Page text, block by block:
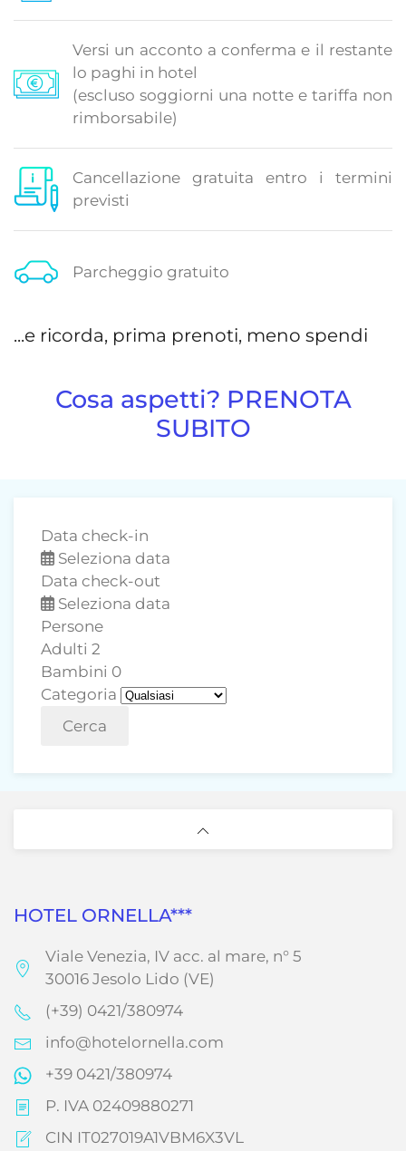
Versi un acconto a conferma e il restante
lo paghi in hotel
(escluso soggiorni una notte e tariffa non
rimborsabile)
Cancellazione gratuita entro i termini
previsti
Parcheggio gratuito
...e ricorda, prima prenoti, meno spendi
Cosa aspetti? PRENOTA
SUBITO
Data check-in
Seleziona data
Data check-out
Seleziona data
Persone
Adulti 2
Bambini 0
Categoria
Cerca
HOTEL ORNELLA***
Viale Venezia, IV acc. al mare, n° 5
30016 Jesolo Lido (VE)
(+39) 0421/380974
info@hotelornella.com
+39 0421/380974
P. IVA 02409880271
CIN IT027019A1VBM6X3VL